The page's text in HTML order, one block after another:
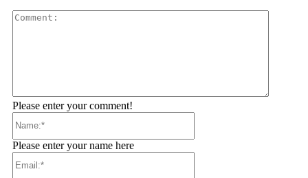
Please enter your comment!
Please enter your name here